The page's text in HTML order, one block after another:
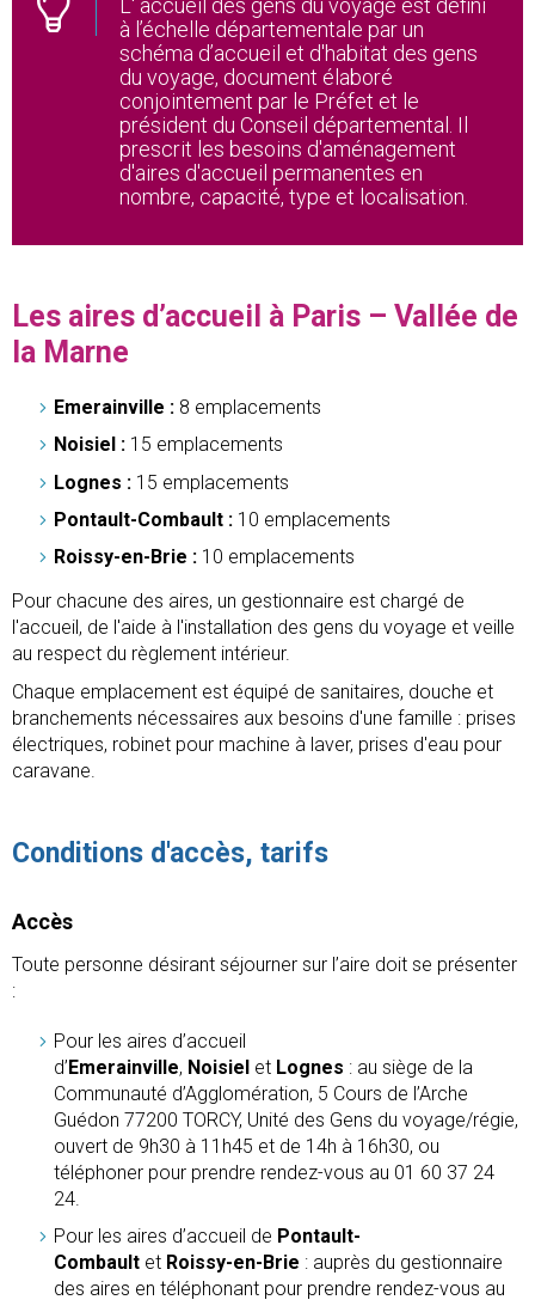
L' accueil des gens du voyage est défini
à l’échelle départementale par un
schéma d’accueil et d'habitat des gens
du voyage, document élaboré
conjointement par le Préfet et le
président du Conseil départemental. Il
prescrit les besoins d'aménagement
d'aires d'accueil permanentes en
nombre, capacité, type et localisation.
Les aires d’accueil à Paris – Vallée de
la Marne
Emerainville : 8 emplacements
Noisiel : 15 emplacements
Lognes : 15 emplacements
Pontault-Combault : 10 emplacements
Roissy-en-Brie : 10 emplacements
Pour chacune des aires, un gestionnaire est chargé de
l'accueil, de l'aide à l'installation des gens du voyage et veille
au respect du règlement intérieur.
Chaque emplacement est équipé de sanitaires, douche et
branchements nécessaires aux besoins d'une famille : prises
électriques, robinet pour machine à laver, prises d'eau pour
caravane.
Conditions d'accès, tarifs
Accès
Toute personne désirant séjourner sur l’aire doit se présenter
:
Pour les aires d’accueil
d’Emerainville, Noisiel et Lognes : au siège de la
Communauté d’Agglomération, 5 Cours de l’Arche
Guédon 77200 TORCY, Unité des Gens du voyage/régie,
ouvert de 9h30 à 11h45 et de 14h à 16h30, ou
téléphoner pour prendre rendez-vous au 01 60 37 24
24.
Pour les aires d’accueil de Pontault-
Combault et Roissy-en-Brie : auprès du gestionnaire
des aires en téléphonant pour prendre rendez-vous au